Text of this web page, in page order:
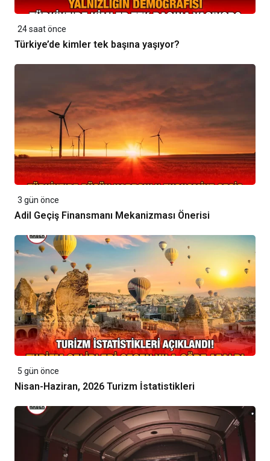
24 saat önce
Türkiye’de kimler tek başına yaşıyor?
3 gün önce
Adil Geçiş Finansmanı Mekanizması Önerisi
5 gün önce
Nisan-Haziran, 2026 Turizm İstatistikleri